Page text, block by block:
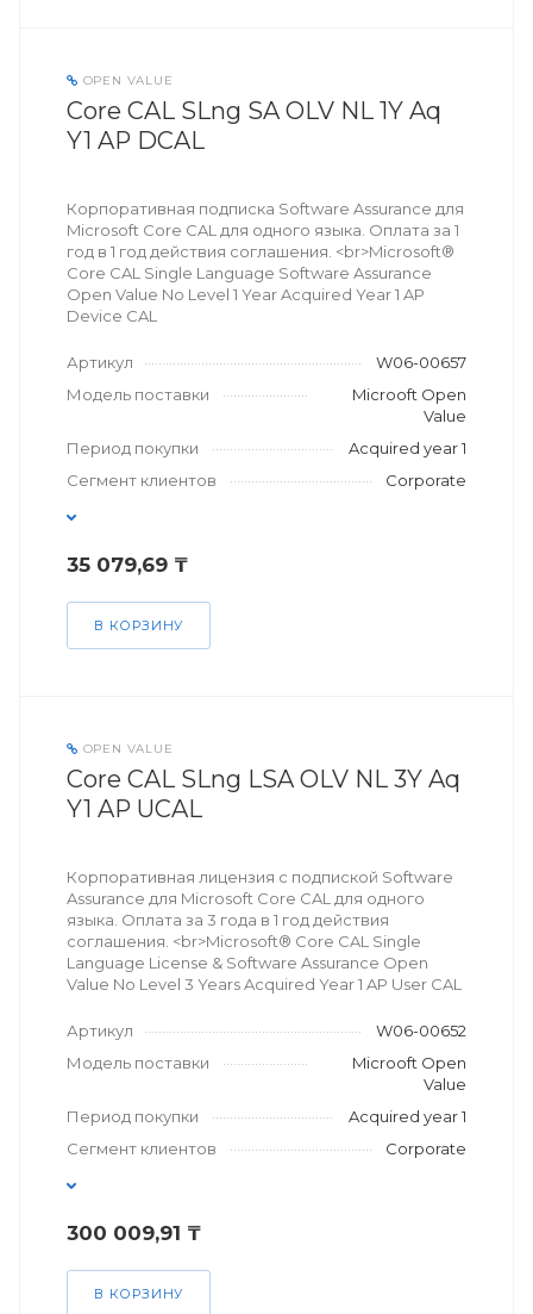
OPEN VALUE
Core CAL SLng SA OLV NL 1Y Aq
Y1 AP DCAL
Корпоративная подписка Software Assurance для
Microsoft Core CAL для одного языка. Оплата за 1
год в 1 год действия соглашения. <br>Microsoft®
Core CAL Single Language Software Assurance
Open Value No Level 1 Year Acquired Year 1 AP
Device CAL
Артикул
W06-00657
Модель поставки
Microoft Open
Value
Период покупки
Acquired year 1
Сегмент клиентов
Corporate
35 079,69 ₸
В КОРЗИНУ
OPEN VALUE
Core CAL SLng LSA OLV NL 3Y Aq
Y1 AP UCAL
Корпоративная лицензия с подпиской Software
Assurance для Microsoft Core CAL для одного
языка. Оплата за 3 года в 1 год действия
соглашения. <br>Microsoft® Core CAL Single
Language License & Software Assurance Open
Value No Level 3 Years Acquired Year 1 AP User CAL
Артикул
W06-00652
Модель поставки
Microoft Open
Value
Период покупки
Acquired year 1
Сегмент клиентов
Corporate
300 009,91 ₸
В КОРЗИНУ